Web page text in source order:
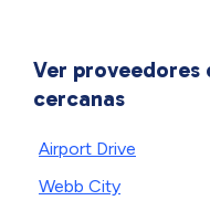
Ver proveedores
cercanas
Airport Drive
Webb City